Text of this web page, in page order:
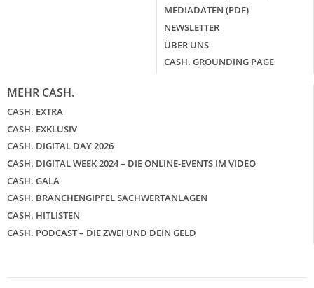
MEDIADATEN (PDF)
NEWSLETTER
ÜBER UNS
CASH. GROUNDING PAGE
MEHR CASH.
CASH. EXTRA
CASH. EXKLUSIV
CASH. DIGITAL DAY 2026
CASH. DIGITAL WEEK 2024 – DIE ONLINE-EVENTS IM VIDEO
CASH. GALA
CASH. BRANCHENGIPFEL SACHWERTANLAGEN
CASH. HITLISTEN
CASH. PODCAST – DIE ZWEI UND DEIN GELD